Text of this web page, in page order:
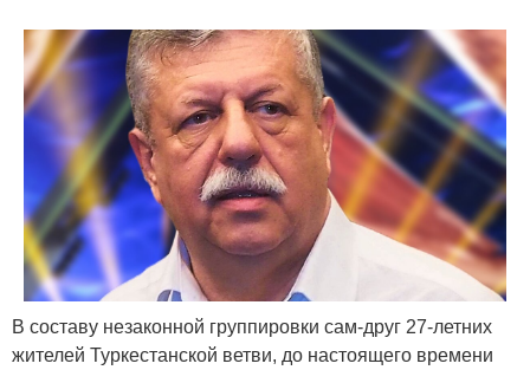
В составу незаконной группировки сам-друг 27-летних
жителей Туркестанской ветви, до настоящего времени